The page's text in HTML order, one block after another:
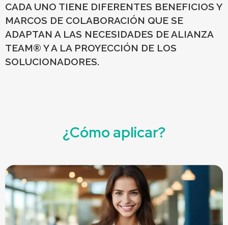
CADA UNO TIENE DIFERENTES BENEFICIOS Y
MARCOS DE COLABORACIÓN QUE SE
ADAPTAN A LAS NECESIDADES DE ALIANZA
TEAM® Y A LA PROYECCIÓN DE LOS
SOLUCIONADORES.
¿Cómo aplicar?